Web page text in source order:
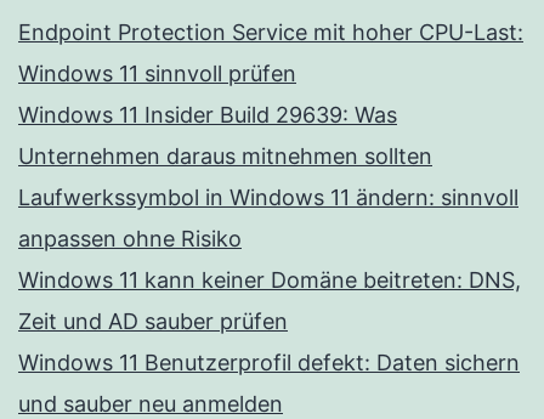
Endpoint Protection Service mit hoher CPU-Last:
Windows 11 sinnvoll prüfen
Windows 11 Insider Build 29639: Was
Unternehmen daraus mitnehmen sollten
Laufwerkssymbol in Windows 11 ändern: sinnvoll
anpassen ohne Risiko
Windows 11 kann keiner Domäne beitreten: DNS,
Zeit und AD sauber prüfen
Windows 11 Benutzerprofil defekt: Daten sichern
und sauber neu anmelden